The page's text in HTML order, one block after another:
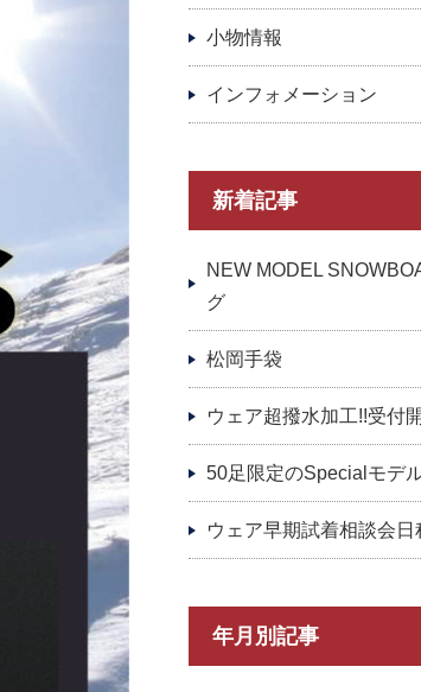
小物情報
インフォメーション
新着記事
NEW MODEL
グ
松岡手袋
ウェア超撥水加工!!受付
50足限定のSpecialモデ
ウェア早期試着相談会日
年月別記事